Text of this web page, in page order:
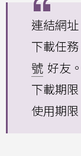
連結網址
下載任
號 好友。
下載期
使用期